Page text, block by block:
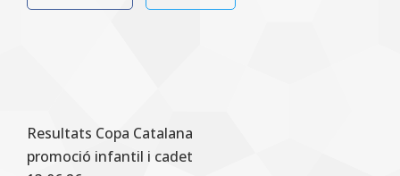
Resultats Copa Catalana
promoció infantil i cadet